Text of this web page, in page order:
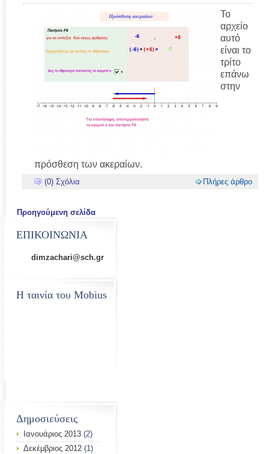
Το
αρχείο
αυτό
είναι το
τρίτο
επάνω
στην
πρόσθεση των ακεραίων.
(0) Σχόλια Πλήρες άρθρο
Προηγούμενη σελίδα
ΕΠΙΚΟΙΝΩΝΙΑ
dimzachari@sch.gr
Η ταινία του Mobius
Δημοσιεύσεις
Ιανουάριος 2013 (2)
Δεκέμβριος 2012 (1)